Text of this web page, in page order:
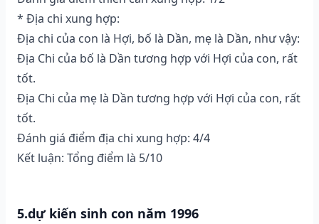
* Địa chi xung hợp:
Địa chi của con là Hợi, bố là Dần, mẹ là Dần, như vậy:
Địa Chi của bố là Dần tương hợp với Hợi của con, rất
tốt.
Địa Chi của mẹ là Dần tương hợp với Hợi của con, rất
tốt.
Đánh giá điểm địa chi xung hợp: 4/4
Kết luận: Tổng điểm là 5/10
5.dự kiến sinh con năm 1996